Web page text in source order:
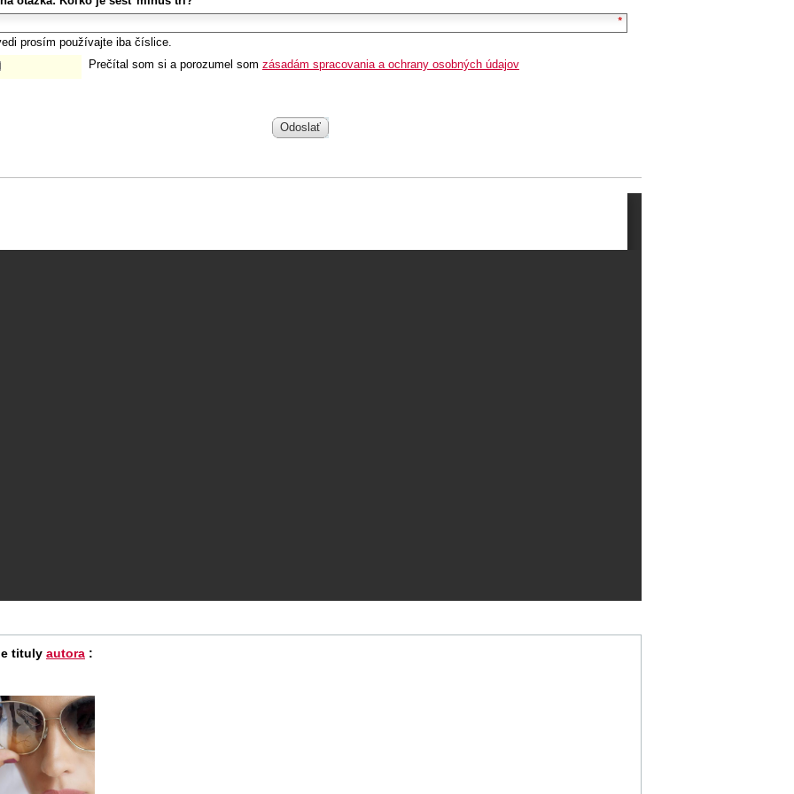
prosím používajte iba číslice.
Prečítal som si a porozumel som zásadám spracovania a ochrany osobných údajov
Odoslať
tituly autora :